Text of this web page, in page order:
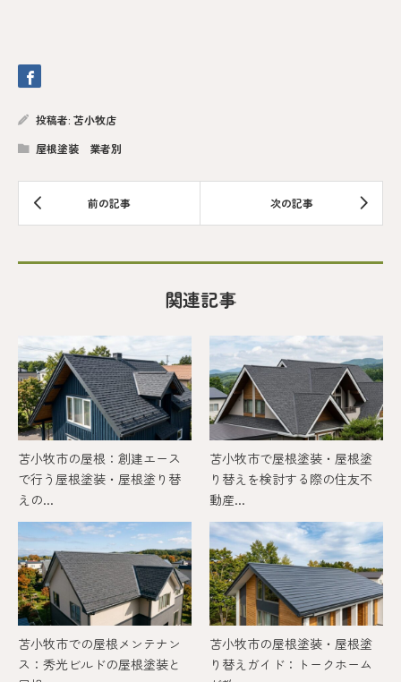
投稿者: 苫小牧店
屋根塗装 業者別
関連記事
苫小牧市の屋根：創建エース
で行う屋根塗装・屋根塗り替
えの...
苫小牧市で屋根塗装・屋根塗
り替えを検討する際の住友不
動産...
苫小牧市での屋根メンテナン
ス：秀光ビルドの屋根塗装と
苫小牧市の屋根塗装・屋根塗
り替えガイド：トークホーム